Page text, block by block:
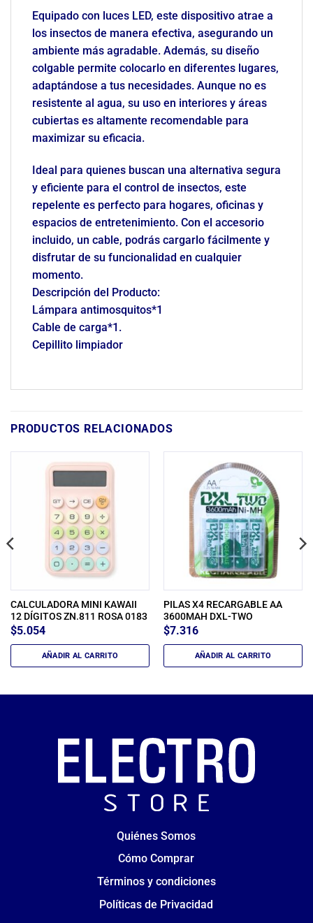
Equipado con luces LED, este dispositivo atrae a
los insectos de manera efectiva, asegurando un
ambiente más agradable. Además, su diseño
colgable permite colocarlo en diferentes lugares,
adaptándose a tus necesidades. Aunque no es
resistente al agua, su uso en interiores y áreas
cubiertas es altamente recomendable para
maximizar su eficacia.
Ideal para quienes buscan una alternativa segura
y eficiente para el control de insectos, este
repelente es perfecto para hogares, oficinas y
espacios de entretenimiento. Con el accesorio
incluido, un cable, podrás cargarlo fácilmente y
disfrutar de su funcionalidad en cualquier
momento.
Descripción del Producto:
Lámpara antimosquitos*1
Cable de carga*1.
Cepillito limpiador
PRODUCTOS RELACIONADOS
CALCULADORA MINI KAWAII
12 DÍGITOS ZN.811 ROSA 0183
$5.054
AÑADIR AL CARRITO
PILAS X4 RECARGABLE AA
3600MAH DXL-TWO
$7.316
AÑADIR AL CARRITO
Quiénes Somos
Cómo Comprar
Términos y condiciones
Políticas de Privacidad